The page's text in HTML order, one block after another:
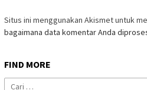
Situs ini menggunakan Akismet untuk
bagaimana data komentar Anda
FIND MORE
Cari